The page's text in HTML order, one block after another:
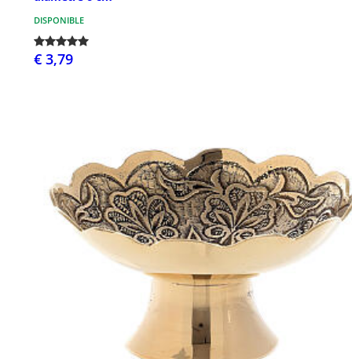
DISPONIBLE
€ 3,79